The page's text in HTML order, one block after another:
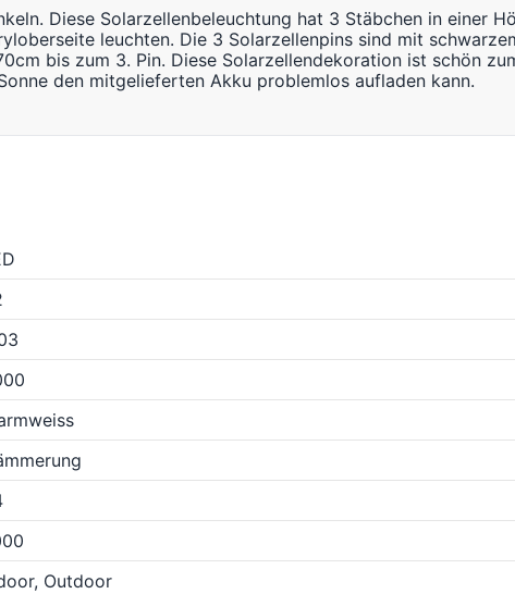
Diese Solarzellenbeleuchtung hat 3 Stäbchen in einer
leuchten. Die 3 Solarzellenpins sind mit
bis zum 3. Pin. Diese Solarzellendekoration ist schön
den mitgelieferten Akku problemlos aufladen kann.
Outdoor